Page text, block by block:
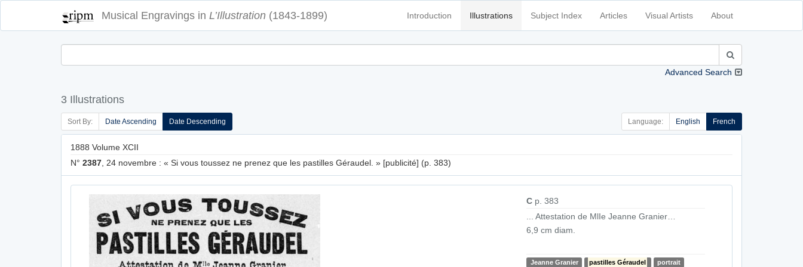
Musical Engravings in L’Illustration (1843-1899) Introduction Illustrations Subject Index Articles Visual Artists About
Advanced Search
3 Illustrations
Sort By: Date Ascending Date Descending Language: English French
1888 Volume XCII
N° 2387 , 24 novembre : « Si vous toussez ne prenez que les pastilles Géraudel. » [publicité] (p. 383)
C p. 383
... Attestation de MlIe Jeanne Granier…
6,9 cm diam.
Jeanne Granier pastilles Géraudel portrait